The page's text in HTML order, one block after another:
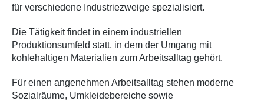
für verschiedene Industriezweige spezialisiert.
Die Tätigkeit findet in einem industriellen
Produktionsumfeld statt, in dem der Umgang mit
kohlehaltigen Materialien zum Arbeitsalltag gehört.
Für einen angenehmen Arbeitsalltag stehen moderne
Sozialräume, Umkleidebereiche sowie